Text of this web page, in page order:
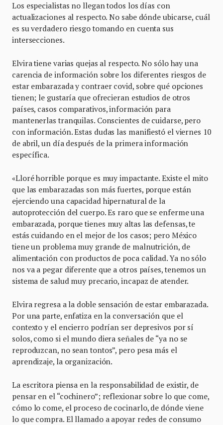
Los especialistas no llegan todos los días con
actualizaciones al respecto. No sabe dónde ubicarse, cuál
es su verdadero riesgo tomando en cuenta sus
intersecciones.
Elvira tiene varias quejas al respecto. No sólo hay una
carencia de información sobre los diferentes riesgos de
estar embarazada y contraer covid, sobre qué opciones
tienen; le gustaría que ofrecieran estudios de otros
países, casos comparativos, información para
mantenerlas tranquilas. Conscientes de cuidarse, pero
con información. Estas dudas las manifiestó el viernes 10
de abril, un día después de la primera información
específica.
«Lloré horrible porque es muy impactante. Existe el mito
que las embarazadas son más fuertes, porque están
ejerciendo una capacidad hipernatural de la
autoprotección del cuerpo. Es raro que se enferme una
embarazada, porque tienes muy altas las defensas, te
estás cuidando en el mejor de los casos; pero México
tiene un problema muy grande de malnutrición, de
alimentación con productos de poca calidad. Ya no sólo
nos va a pegar diferente que a otros países, tenemos un
sistema de salud muy precario, incapaz de atender.
Elvira regresa a la doble sensación de estar embarazada.
Por una parte, enfatiza en la conversación que el
contexto y el encierro podrían ser depresivos por sí
solos, como si el mundo diera señales de “ya no se
reproduzcan, no sean tontos”, pero pesa más el
aprendizaje, la organización.
La escritora piensa en la responsabilidad de existir, de
pensar en el “cochinero”; reflexionar sobre lo que come,
cómo lo come, el proceso de cocinarlo, de dónde viene
lo que compra. El llamado a apoyar redes de consumo